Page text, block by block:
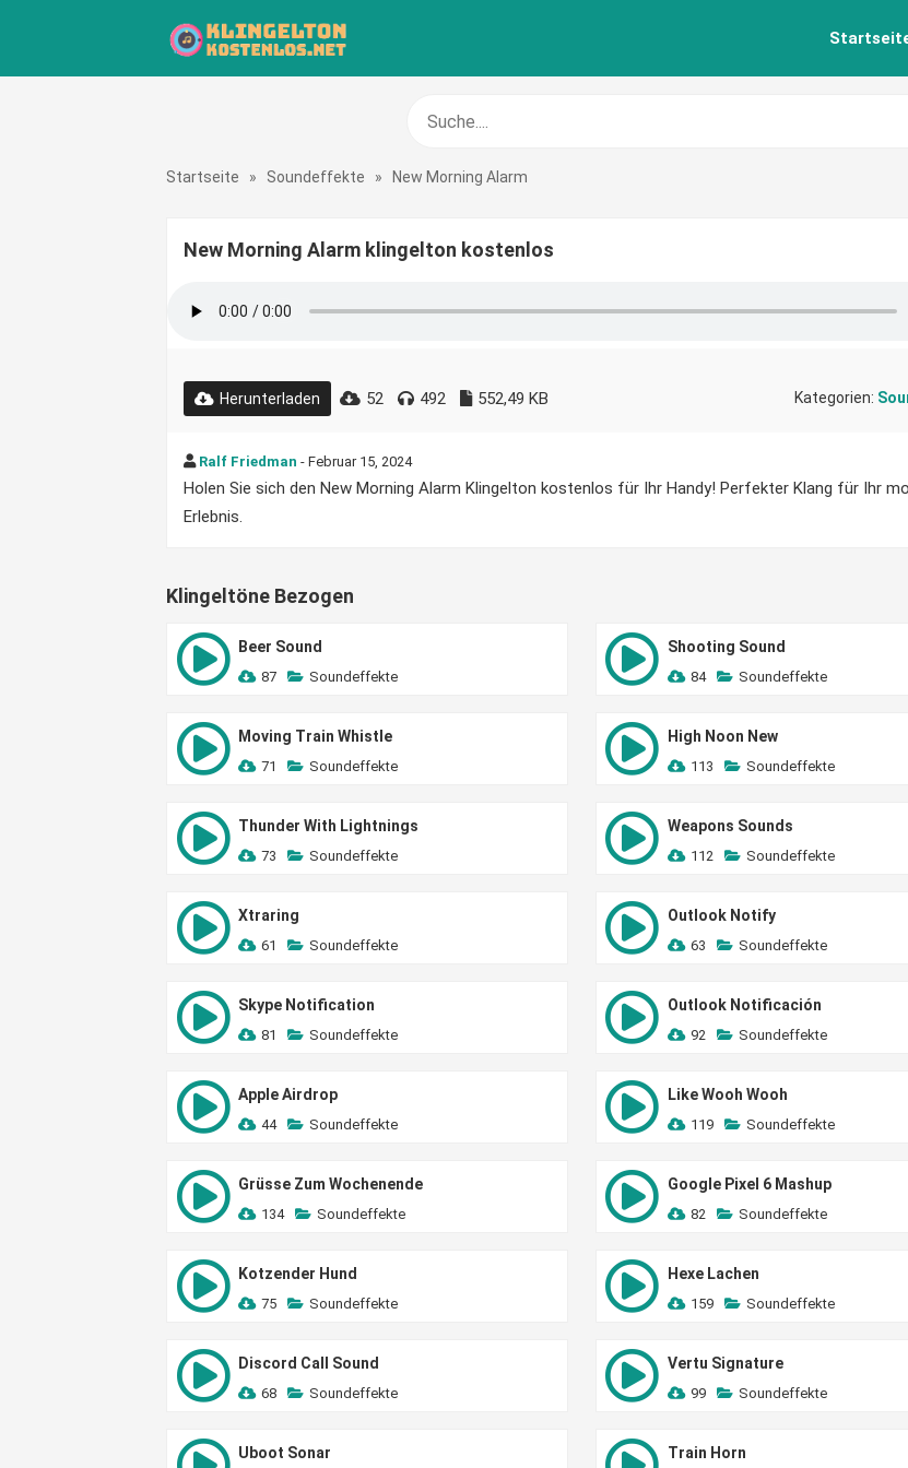
Startseite » Soundeffekte » New Morning Alarm
New Morning Alarm klingelton kostenlos
Herunterladen 52 492 552,49 KB Kategorien:
Ralf Friedman - Februar 15, 2024
Holen Sie sich den New Morning Alarm Klingelton kostenlos für Ihr Handy! Perfekter Klang für Ihr
Erlebnis.
Klingeltöne Bezogen
Beer Sound
87 Soundeffekte
Shooting Sound
84 Soundeffekte
Moving Train Whistle
71 Soundeffekte
High Noon New
113 Soundeffekte
Thunder With Lightnings
73 Soundeffekte
Weapons Sounds
112 Soundeffekte
Xtraring
61 Soundeffekte
Outlook Notify
63 Soundeffekte
Skype Notification
81 Soundeffekte
Outlook Notificación
92 Soundeffekte
Apple Airdrop
44 Soundeffekte
Like Wooh Wooh
119 Soundeffekte
Grüsse Zum Wochenende
134 Soundeffekte
Google Pixel 6 Mashup
82 Soundeffekte
Kotzender Hund
75 Soundeffekte
Hexe Lachen
159 Soundeffekte
Discord Call Sound
68 Soundeffekte
Vertu Signature
99 Soundeffekte
Uboot Sonar Train Horn